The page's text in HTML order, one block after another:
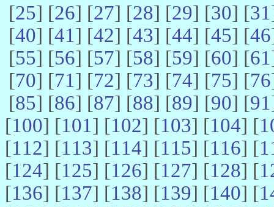
[25] [26] [27] [28] [29] [30] [31
[40] [41] [42] [43] [44] [45] [46
[55] [56] [57] [58] [59] [60] [61
[70] [71] [72] [73] [74] [75] [76
[85] [86] [87] [88] [89] [90] [91
[100] [101] [102] [103] [104] [
[112] [113] [114] [115] [116] [
[124] [125] [126] [127] [128] [
[136] [137] [138] [139] [140] [